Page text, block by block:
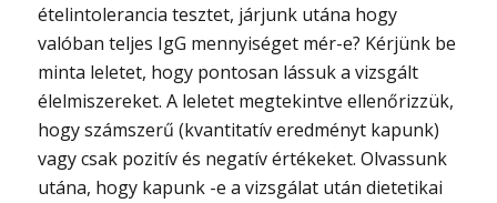
ételintolerancia tesztet, járjunk utána hogy
valóban teljes IgG mennyiséget mér-e? Kérjünk be
minta leletet, hogy pontosan lássuk a vizsgált
élelmiszereket. A leletet megtekintve ellenőrizzük,
hogy számszerű (kvantitatív eredményt kapunk)
vagy csak pozitív és negatív értékeket. Olvassunk
utána, hogy kapunk -e a vizsgálat után dietetikai